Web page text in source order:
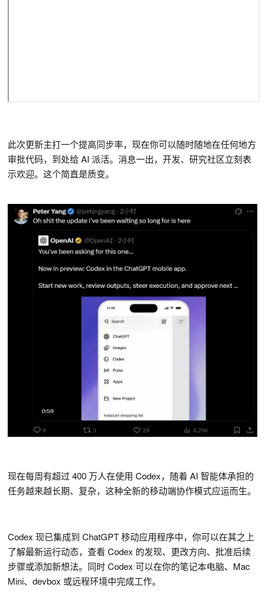
此次更新主打一个提高同步率，现在你可以随时随地在任何地方
审批代码，到处给 AI 派活。消息一出，开发、研究社区立刻表
示欢迎。这个简直是质变。
现在每周有超过 400 万人在使用 Codex，随着 AI 智能体承担的
任务越来越长期、复杂，这种全新的移动端协作模式应运而生。
Codex 现已集成到 ChatGPT 移动应用程序中，你可以在其之上
了解最新运行动态，查看 Codex 的发现、更改方向、批准后续
步骤或添加新想法。同时 Codex 可以在你的笔记本电脑、Mac
Mini、devbox 或远程环境中完成工作。